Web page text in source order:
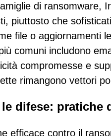
di ransomware,
piuttosto che
file o aggiornamenti
comuni includono
compromesse e
rimangono vettori
le difese: pratiche
efficace contro il